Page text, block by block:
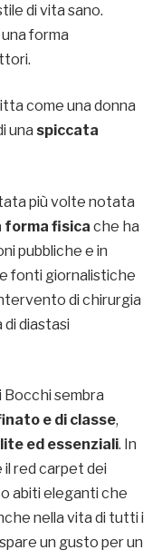
di vita sano.
forma
come una donna
una spiccata
più volte notata
forma fisica che ha
pubbliche e in
fonti giornalistiche
di chirurgia
diastasi
Bocchi sembra
e di classe,
ed essenziali. In
il red carpet dei
abiti eleganti che
nella vita di tutti i
un gusto per un